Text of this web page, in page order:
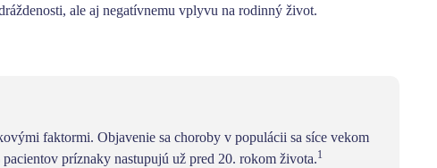
ale aj negatívnemu vplyvu na rodinný život.
faktormi. Objavenie sa choroby v populácii sa síce vekom
príznaky nastupujú už pred 20. rokom života.1